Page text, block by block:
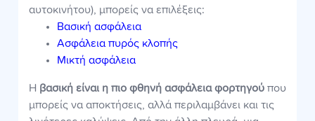
αυτοκινήτου), μπορείς να επιλέξεις:
Βασική ασφάλεια
Ασφάλεια πυρός κλοπής
Μικτή ασφάλεια
Η βασική είναι η πιο φθηνή ασφάλεια φορτηγού που
μπορείς να αποκτήσεις, αλλά περιλαμβάνει και τις